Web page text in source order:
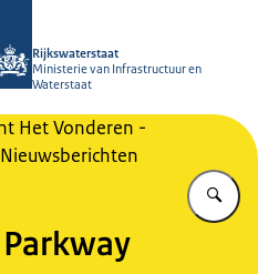
Rijkswaterstaat
Ministerie van Infrastructuur en
Waterstaat
Het Vonderen -
Nieuwsberichten